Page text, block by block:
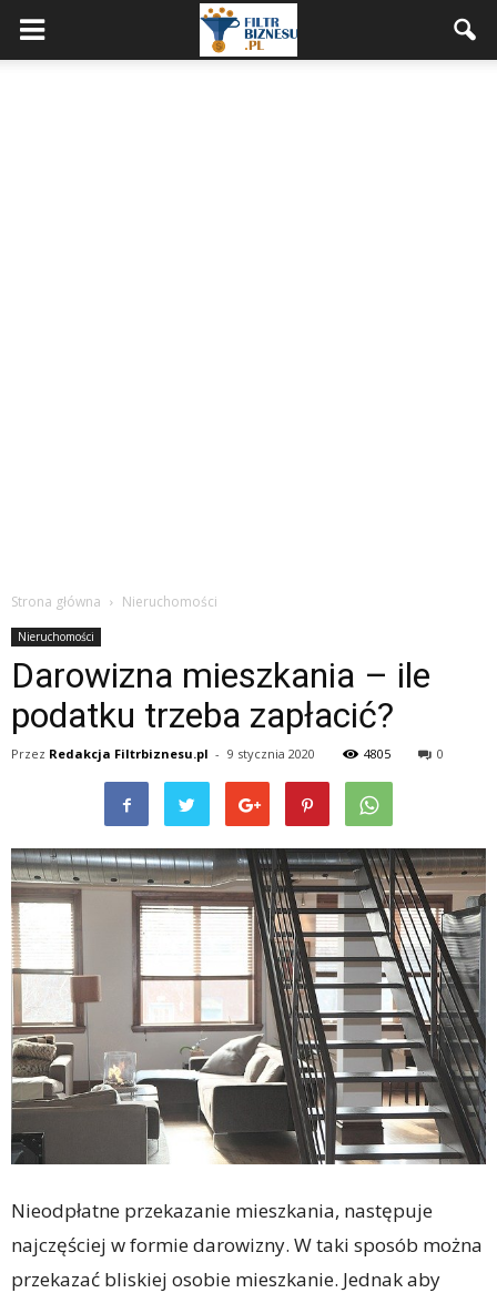
Strona główna Nieruchomości
Nieruchomości
Darowizna mieszkania – ile
podatku trzeba zapłacić?
Przez Redakcja Filtrbiznesu.pl - 9 stycznia 2020 4805 0
Nieodpłatne przekazanie mieszkania, następuje
najczęściej w formie darowizny. W taki sposób można
przekazać bliskiej osobie mieszkanie. Jednak aby